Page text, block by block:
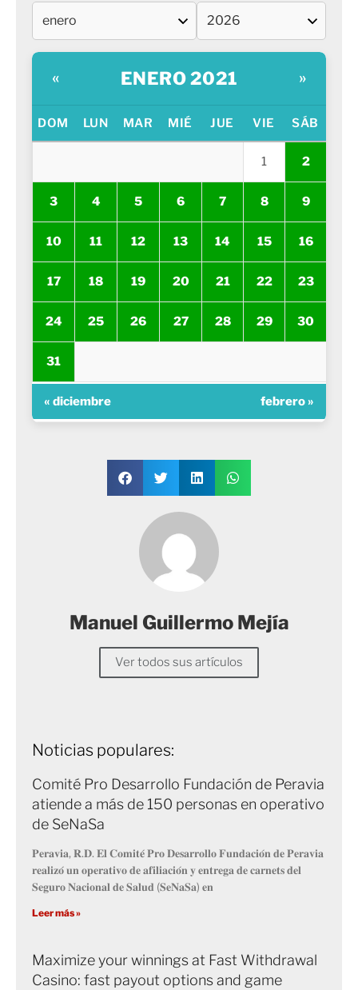
« ENERO 2021 »
DOM LUN MAR MIÉ JUE VIE SÁB
1 2
3 4 5 6 7 8 9
10 11 12 13 14 15 16
17 18 19 20 21 22 23
24 25 26 27 28 29 30
31
« diciembre febrero »
Manuel Guillermo Mejía
Ver todos sus artículos
Noticias populares:
Comité Pro Desarrollo Fundación de Peravia
atiende a más de 150 personas en operativo
de SeNaSa
𝐏𝐞𝐫𝐚𝐯𝐢𝐚, 𝐑.𝐃. 𝐄𝐥 𝐂𝐨𝐦𝐢𝐭𝐞́ 𝐏𝐫𝐨 𝐃𝐞𝐬𝐚𝐫𝐫𝐨𝐥𝐥𝐨 𝐅𝐮𝐧𝐝𝐚𝐜𝐢𝐨́𝐧 𝐝𝐞 𝐏𝐞𝐫𝐚𝐯𝐢𝐚
𝐫𝐞𝐚𝐥𝐢𝐳𝐨́ 𝐮𝐧 𝐨𝐩𝐞𝐫𝐚𝐭𝐢𝐯𝐨 𝐝𝐞 𝐚𝐟𝐢𝐥𝐢𝐚𝐜𝐢𝐨́𝐧 𝐲 𝐞𝐧𝐭𝐫𝐞𝐠𝐚 𝐝𝐞 𝐜𝐚𝐫𝐧𝐞𝐭𝐬 𝐝𝐞𝐥
𝐒𝐞𝐠𝐮𝐫𝐨 𝐍𝐚𝐜𝐢𝐨𝐧𝐚𝐥 𝐝𝐞 𝐒𝐚𝐥𝐮𝐝 (𝐒𝐞𝐍𝐚𝐒𝐚) 𝐞𝐧
Leer más »
Maximize your winnings at Fast Withdrawal
Casino: fast payout options and game